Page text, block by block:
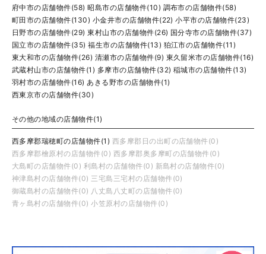
府中市の店舗物件(58) 昭島市の店舗物件(10) 調布市の店舗物件(58)
町田市の店舗物件(130) 小金井市の店舗物件(22) 小平市の店舗物件(23)
日野市の店舗物件(29) 東村山市の店舗物件(26) 国分寺市の店舗物件(37)
国立市の店舗物件(35) 福生市の店舗物件(13) 狛江市の店舗物件(11)
東大和市の店舗物件(26) 清瀬市の店舗物件(9) 東久留米市の店舗物件(16)
武蔵村山市の店舗物件(1) 多摩市の店舗物件(32) 稲城市の店舗物件(13)
羽村市の店舗物件(16) あきる野市の店舗物件(1)
西東京市の店舗物件(30)
その他の地域の店舗物件(1)
西多摩郡瑞穂町の店舗物件(1) 西多摩郡日の出町の店舗物件(0)
西多摩郡檜原村の店舗物件(0) 西多摩郡奥多摩町の店舗物件(0)
大島町の店舗物件(0) 利島村の店舗物件(0) 新島村の店舗物件(0)
神津島村の店舗物件(0) 三宅島三宅村の店舗物件(0)
御蔵島村の店舗物件(0) 八丈島八丈町の店舗物件(0)
青ヶ島村の店舗物件(0) 小笠原村の店舗物件(0)